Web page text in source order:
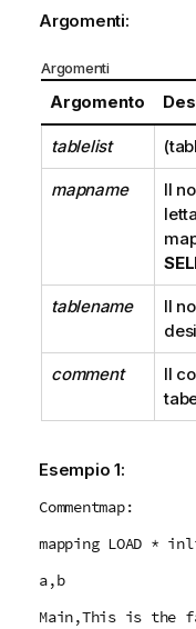
Argomenti:
Argomenti
Argomento
tablelist
mapname
Il
tablename
Il
comment
Il
Esempio 1:
Commentmap:
mapping LOAD *
a,b
Main,This is the